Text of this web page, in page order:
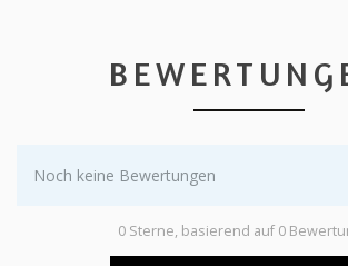
Noch keine Bewertungen
0 Sterne, basierend auf 0